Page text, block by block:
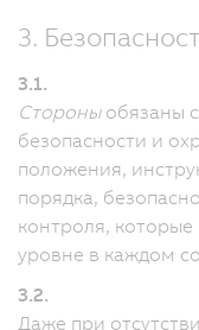
3.
3.1.
Стороныобязаны
безопасности и
положения,
порядка,
контроля,
уровне в каждом
3.2.
Даже при